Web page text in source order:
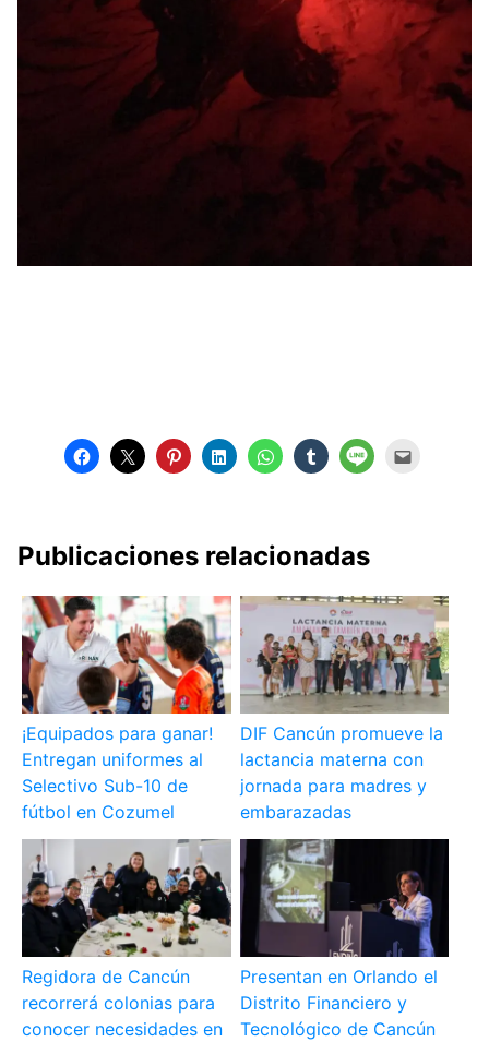
Publicaciones relacionadas
¡Equipados para ganar!
Entregan uniformes al
Selectivo Sub-10 de
fútbol en Cozumel
DIF Cancún promueve la
lactancia materna con
jornada para madres y
embarazadas
Regidora de Cancún
recorrerá colonias para
conocer necesidades en
Presentan en Orlando el
Distrito Financiero y
Tecnológico de Cancún